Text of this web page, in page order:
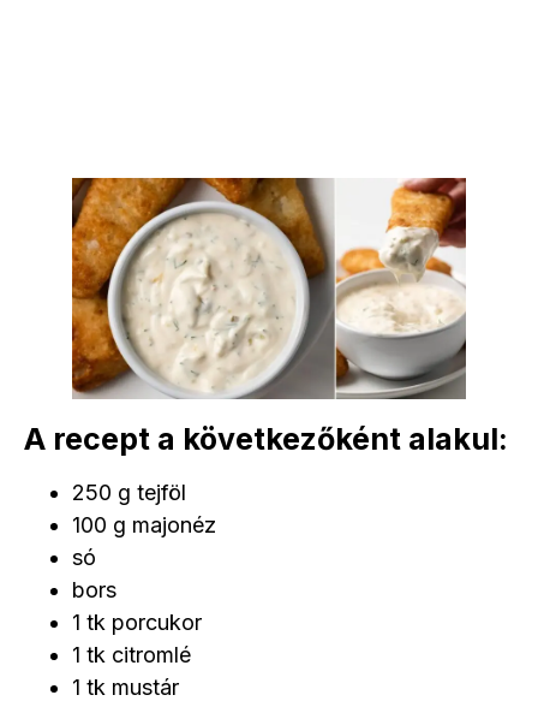
A recept a következőként alakul:
250 g tejföl
100 g majonéz
só
bors
1 tk porcukor
1 tk citromlé
1 tk mustár